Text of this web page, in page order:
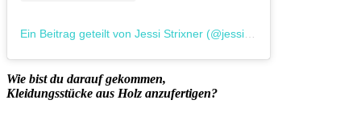
Wie bist du darauf gekommen,
Kleidungsstücke aus Holz anzufertigen?